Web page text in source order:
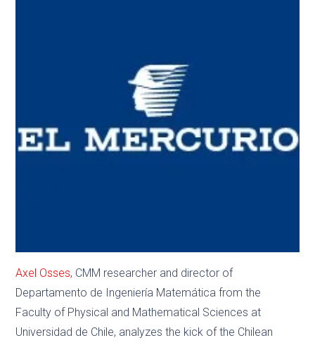
Axel Osses, CMM researcher and director of
Departamento de Ingeniería Matemática from the
Faculty of Physical and Mathematical Sciences at
Universidad de Chile, analyzes the kick of the Chilean